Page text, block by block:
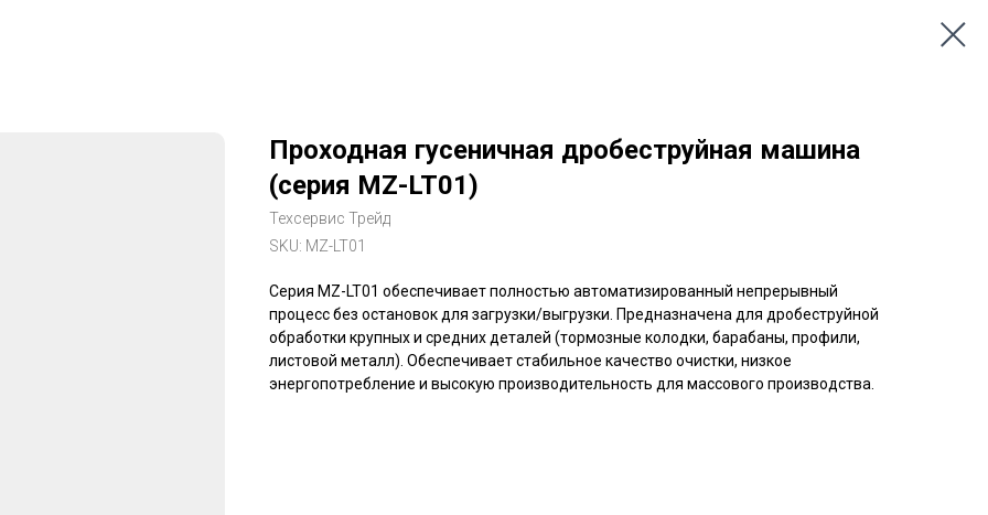
Проходная гусеничная дробеструйная машина
(серия MZ-LT01)
Техсервис Трейд
SKU: MZ-LT01
Серия MZ-LT01 обеспечивает полностью автоматизированный непрерывный
процесс без остановок для загрузки/выгрузки. Предназначена для дробеструйной
обработки крупных и средних деталей (тормозные колодки, барабаны, профили,
листовой металл). Обеспечивает стабильное качество очистки, низкое
энергопотребление и высокую производительность для массового производства.